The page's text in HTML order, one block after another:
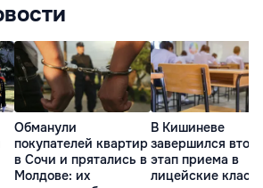
Обманули
покупателей квартир
в Сочи и прятались в
Молдове: их
В Кишиневе
завершился
этап приема в
лицейские